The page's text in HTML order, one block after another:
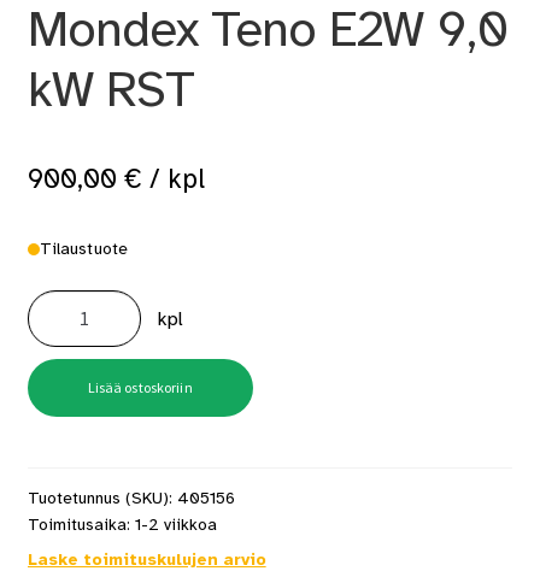
Mondex Teno E2W 9,0
kW RST
900,00 € / kpl
Tilaustuote
Mondex
Teno
E2W
9,0
kW
RST
määrä
kpl
Lisää ostoskoriin
Tuotetunnus (SKU): 405156
Toimitusaika: 1-2 viikkoa
Laske toimituskulujen arvio